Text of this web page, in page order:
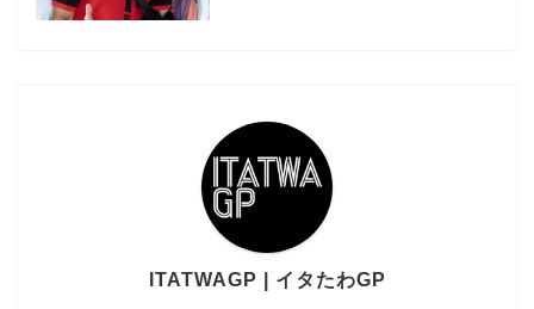
ITATWAGP | イタたわGP